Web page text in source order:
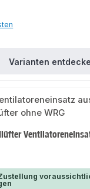
Varianten